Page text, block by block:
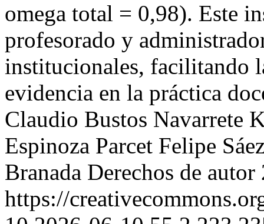
omega total = 0,98). Este
profesorado y
institucionales, facilitando
evidencia en la práctica
Claudio Bustos Navarrete
Espinoza Parcet Felipe
Branada Derechos de
https://